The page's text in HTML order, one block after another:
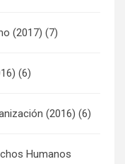
(2017) (7)
(6)
(2016) (6)
Humanos